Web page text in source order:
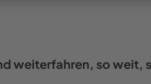
wei­ter­fah­ren, so weit,